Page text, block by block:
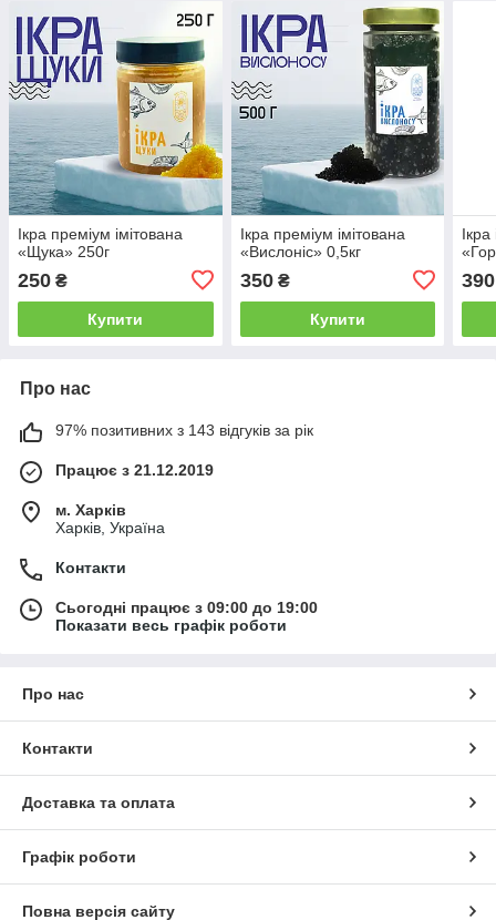
Ікра преміум імітована
«Щука» 250г
250 ₴
Купити
Ікра преміум імітована
«Вислоніс» 0,5кг
350₴
Купити
390
Про нас
97% позитивних з 143 відгуків за рік
Працює з 21.12.2019
м. Харків
Харків, Україна
Контакти
Сьогодні працює з 09:00 до 19:00
Показати весь графік роботи
Про нас
Контакти
Доставка та оплата
Графік роботи
Повна версія сайту